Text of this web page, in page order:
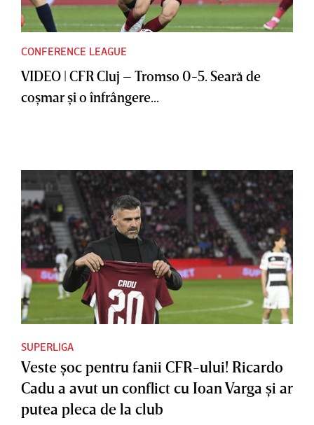
CONFERENCE LEAGUE
VIDEO | CFR Cluj – Tromso 0-5. Seară de
coşmar şi o înfrângere...
SUPERLIGA
Veste şoc pentru fanii CFR-ului! Ricardo
Cadu a avut un conflict cu Ioan Varga şi ar
putea pleca de la club